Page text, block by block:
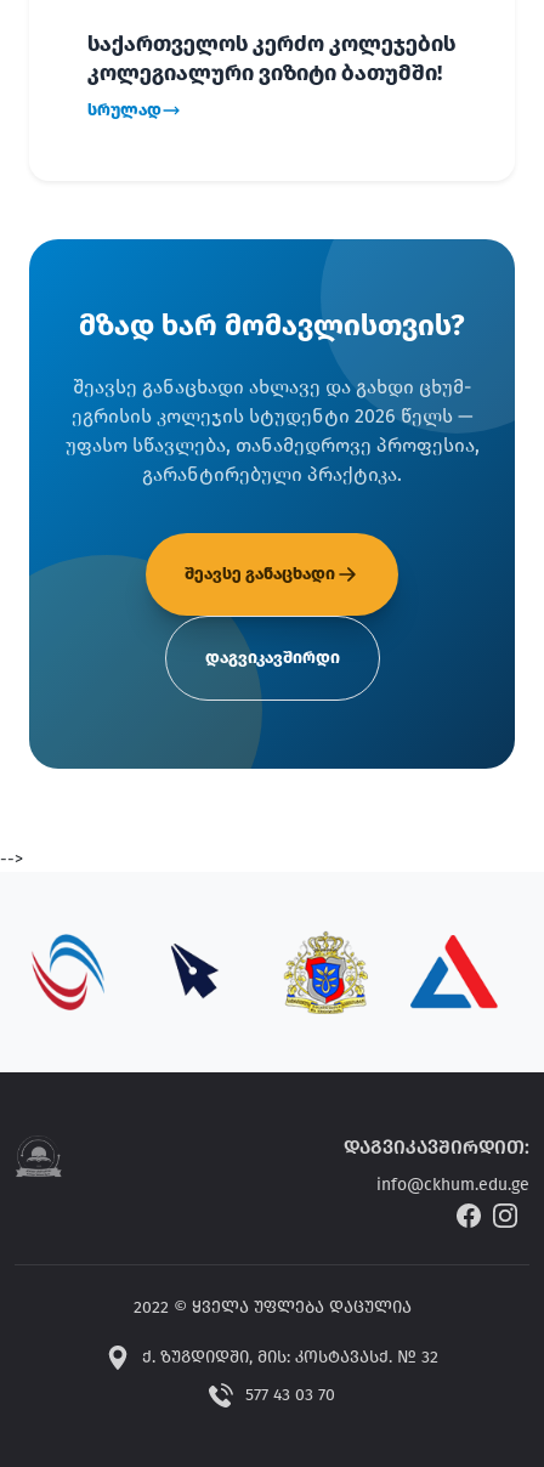
საქართველოს კერძო კოლეჯების
კოლეგიალური ვიზიტი ბათუმში!
სრულად
მზად ხარ მომავლისთვის?
შეავსე განაცხადი ახლავე და გახდი ცხუმ-
ეგრისის კოლეჯის სტუდენტი 2026 წელს —
უფასო სწავლება, თანამედროვე პროფესია,
გარანტირებული პრაქტიკა.
შეავსე განაცხადი
დაგვიკავშირდი
-->
დაგვიკავშირდით:
info@ckhum.edu.ge
2022 © ყველა უფლება დაცულია
ქ. ზუგდიდში, მის: კოსტავასქ. № 32
577 43 03 70